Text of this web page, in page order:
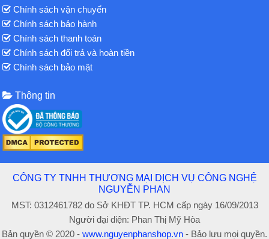
Chính sách vận chuyển
Chính sách bảo hành
Chính sách thanh toán
Chính sách đổi trả và hoàn tiền
Chính sách bảo mật
Thông tin
CÔNG TY TNHH THƯƠNG MẠI DỊCH VỤ CÔNG NGHỆ
NGUYỄN PHAN
MST: 0312461782 do Sở KHĐT TP. HCM cấp ngày 16/09/2013
Người đại diện: Phan Thị Mỹ Hòa
Bản quyền © 2020 - www.nguyenphanshop.vn - Bảo lưu mọi quyền.